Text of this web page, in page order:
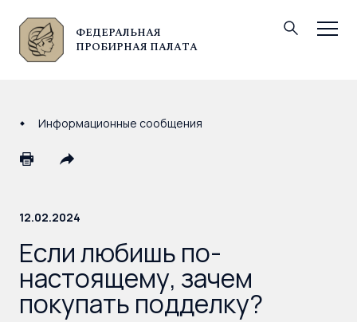
ФЕДЕРАЛЬНАЯ
ПРОБИРНАЯ ПАЛАТА
© Федеральная пробирная палата, 2026
Информационные сообщения
12.02.2024
Если любишь по-
настоящему, зачем
покупать подделку?